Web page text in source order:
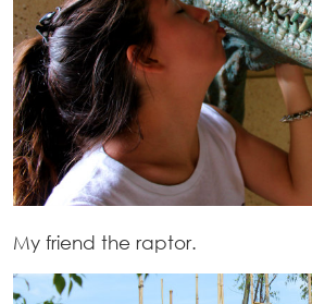
My friend the raptor.